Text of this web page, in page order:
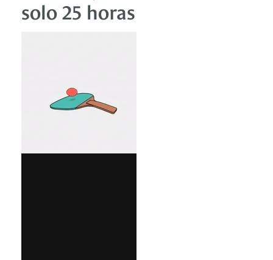
solo 25 horas